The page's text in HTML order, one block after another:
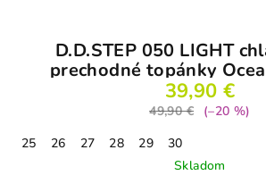
D.D.STEP 050 LIGHT
prechodné topánky
39,90 €
49,90 €
(–20 %)
25
26 27 28 29
30
Skladom